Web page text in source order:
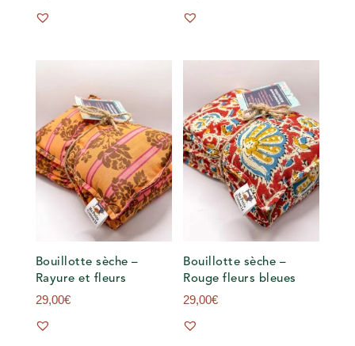
Bouillotte sèche –
Rayure et fleurs
29,00€
Bouillotte sèche –
Rouge fleurs bleues
29,00€